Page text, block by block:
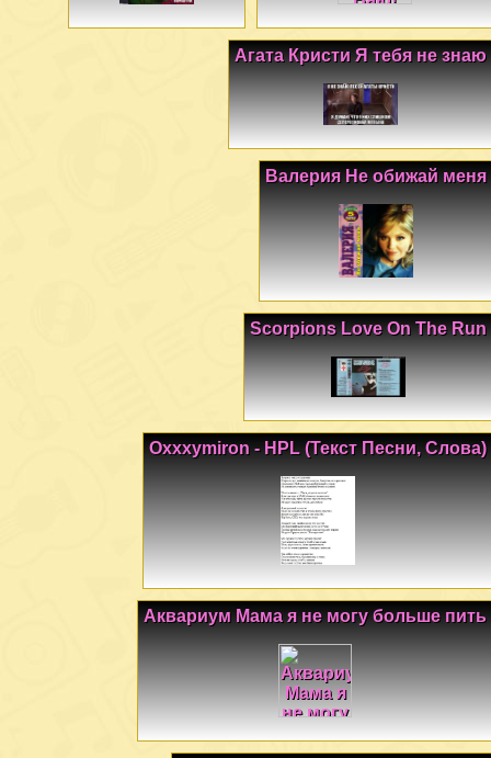
Агата Кристи Я тебя не знаю
Валерия Не обижай меня
Scorpions Love On The Run
Oxxxymiron - HPL (Текст Песни, Слова)
Аквариум Мама я не могу больше пить